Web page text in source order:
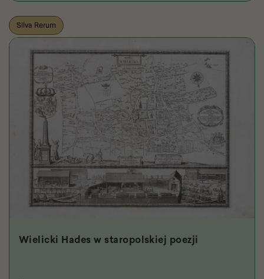
Silva Rerum
Wielicki Hades w staropolskiej poezji